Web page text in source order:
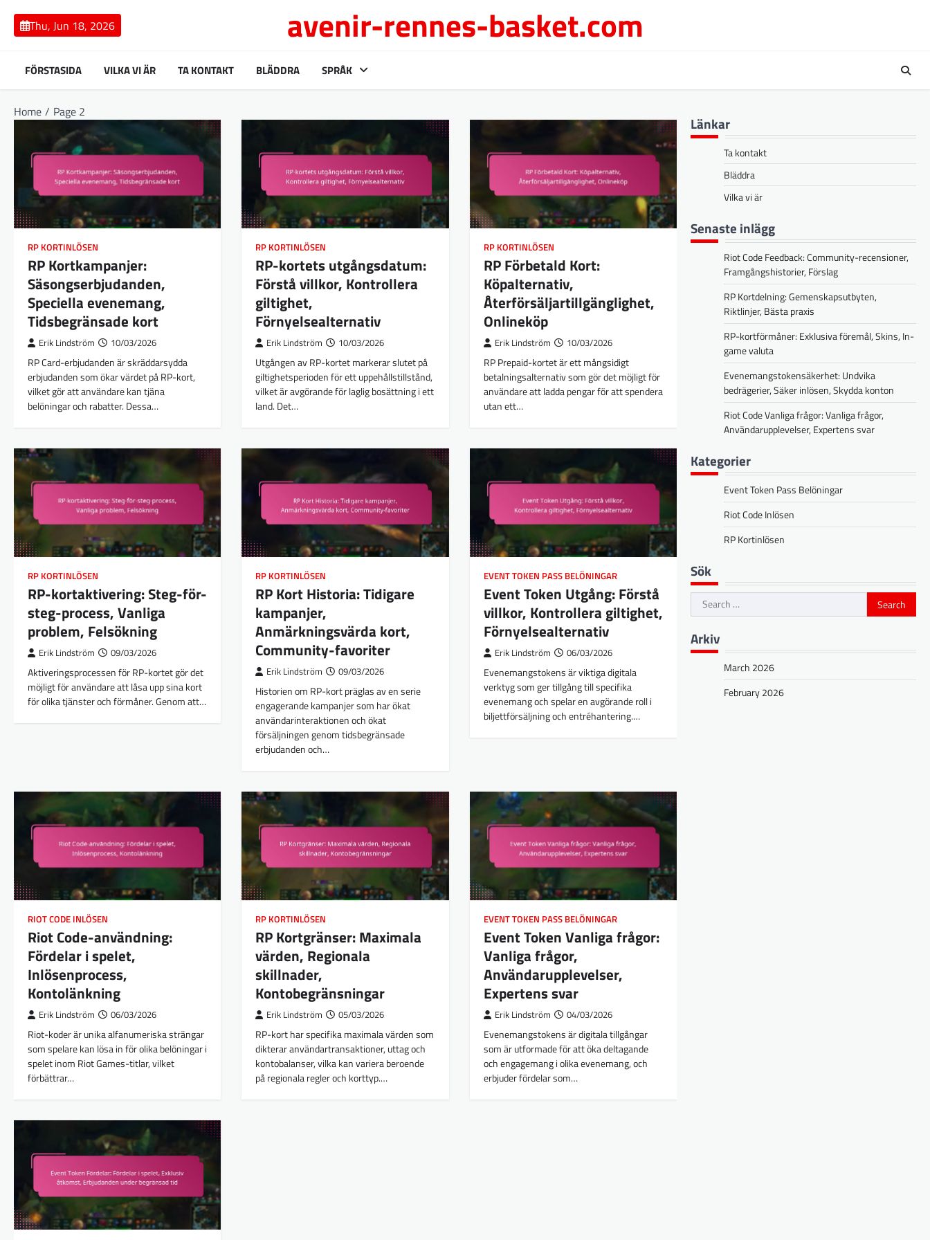
content
Thu, Jun 18, 2026 avenir-rennes-basket.com
FÖRSTASIDA VILKA VI ÄR TA KONTAKT BLÄDDRA SPRÅK
Home Page 2
RP KORTINLÖSEN
RP Kortkampanjer:
Säsongserbjudanden,
Speciella evenemang,
Tidsbegränsade kort
Erik Lindström 10/03/2026
RP Card-erbjudanden är skräddarsydda
erbjudanden som ökar värdet på RP-kort,
vilket gör att användare kan tjäna
belöningar och rabatter. Dessa…
RP KORTINLÖSEN
RP-kortets utgångsdatum:
Förstå villkor, Kontrollera
giltighet,
Förnyelsealternativ
Erik Lindström 10/03/2026
Utgången av RP-kortet markerar slutet på
giltighetsperioden för ett uppehållstillstånd,
vilket är avgörande för laglig bosättning i ett
land. Det…
RP KORTINLÖSEN
RP Förbetald Kort:
Köpalternativ,
Återförsäljartillgänglighet,
Onlineköp
Erik Lindström 10/03/2026
RP Prepaid-kortet är ett mångsidigt
betalningsalternativ som gör det möjligt för
användare att ladda pengar för att spendera
utan ett…
RP KORTINLÖSEN
RP-kortaktivering: Steg-för-
steg-process, Vanliga
problem, Felsökning
Erik Lindström 09/03/2026
Aktiveringsprocessen för RP-kortet gör det
möjligt för användare att låsa upp sina kort
för olika tjänster och förmåner. Genom att…
RP KORTINLÖSEN
RP Kort Historia: Tidigare
kampanjer,
Anmärkningsvärda kort,
Community-favoriter
Erik Lindström 09/03/2026
Historien om RP-kort präglas av en serie
engagerande kampanjer som har ökat
användarinteraktionen och ökat
försäljningen genom tidsbegränsade
erbjudanden och…
EVENT TOKEN PASS BELÖNINGAR
Event Token Utgång: Förstå
villkor, Kontrollera giltighet,
Förnyelsealternativ
Erik Lindström 06/03/2026
Evenemangstokens är viktiga digitala
verktyg som ger tillgång till specifika
evenemang och spelar en avgörande roll i
biljettförsäljning och entréhantering.…
RIOT CODE INLÖSEN
Riot Code-användning:
Fördelar i spelet,
Inlösenprocess,
Kontolänkning
Erik Lindström 06/03/2026
Riot-koder är unika alfanumeriska strängar
som spelare kan lösa in för olika belöningar i
spelet inom Riot Games-titlar, vilket
förbättrar…
RP KORTINLÖSEN
RP Kortgränser: Maximala
värden, Regionala
skillnader,
Kontobegränsningar
Erik Lindström 05/03/2026
RP-kort har specifika maximala värden som
dikterar användartransaktioner, uttag och
kontobalanser, vilka kan variera beroende
på regionala regler och korttyp.…
EVENT TOKEN PASS BELÖNINGAR
Event Token Vanliga frågor:
Vanliga frågor,
Användarupplevelser,
Expertens svar
Erik Lindström 04/03/2026
Evenemangstokens är digitala tillgångar
som är utformade för att öka deltagande
och engagemang i olika evenemang, och
erbjuder fördelar som…
Länkar
Ta kontakt
Bläddra
Vilka vi är
Senaste inlägg
Riot Code Feedback: Community-recensioner,
Framgångshistorier, Förslag
RP Kortdelning: Gemenskapsutbyten,
Riktlinjer, Bästa praxis
RP-kortförmåner: Exklusiva föremål, Skins, In-
game valuta
Evenemangstokensäkerhet: Undvika
bedrägerier, Säker inlösen, Skydda konton
Riot Code Vanliga frågor: Vanliga frågor,
Användarupplevelser, Expertens svar
Kategorier
Event Token Pass Belöningar
Riot Code Inlösen
RP Kortinlösen
Sök
Search
for:
Arkiv
March 2026
February 2026